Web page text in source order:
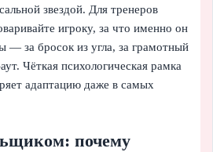
звездой. Для тренеров
игроку, за что именно он
— за бросок из угла, за грамотный
Чёткая психологическая рамка
адаптацию даже в самых
почему